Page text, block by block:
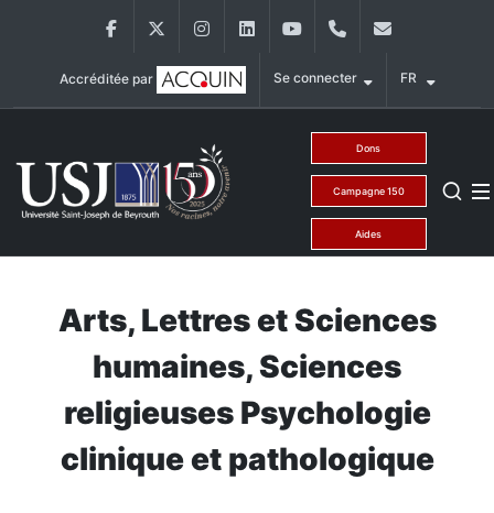
FacebookTwitter InstagramLinkedInYouTube+9611421000
Accréditée par Se connecter FR
Dons
Campagne 150
Aides
Arts, Lettres et Sciences
humaines, Sciences
religieuses Psychologie
clinique et pathologique